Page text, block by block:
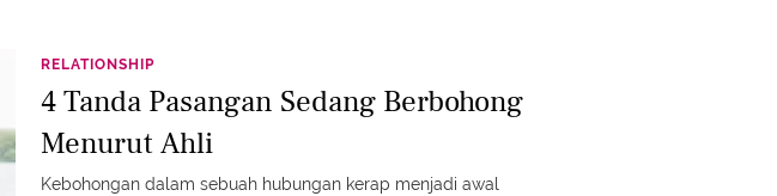
RELATIONSHIP
4 Tanda Pasangan Sedang Berbohong
Menurut Ahli
Kebohongan dalam sebuah hubungan kerap menjadi awal